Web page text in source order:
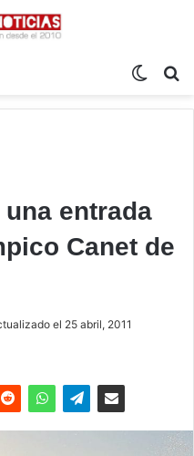
entrada
Canet de
el 25 abril, 2011